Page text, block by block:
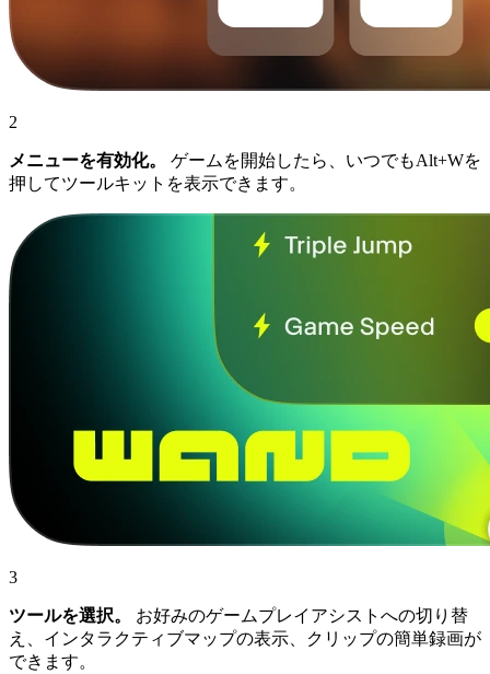
2
メニューを有効化。
ゲームを開始したら、いつでもAlt+Wを
押してツールキットを表示できます。
3
ツールを選択。
お好みのゲームプレイアシストへの切り替
え、インタラクティブマップの表示、クリップの簡単録画が
できます。